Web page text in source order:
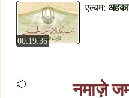
00:19:36
एल्बम:
नमाज़े